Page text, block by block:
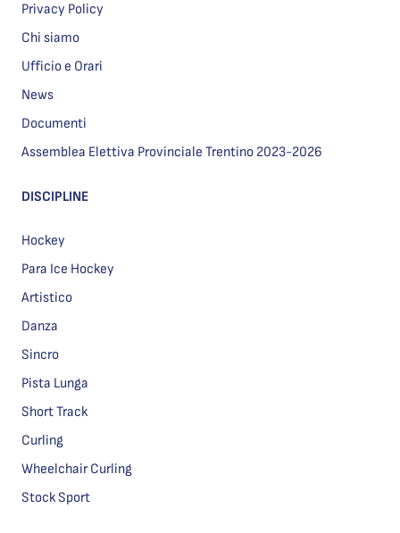
Privacy Policy
Chi siamo
Ufficio e Orari
News
Documenti
Assemblea Elettiva Provinciale Trentino 2023-2026
DISCIPLINE
Hockey
Para Ice Hockey
Artistico
Danza
Sincro
Pista Lunga
Short Track
Curling
Wheelchair Curling
Stock Sport